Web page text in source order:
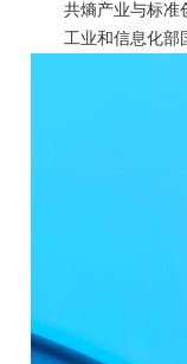
共熵产业与标准
工业和信息化部